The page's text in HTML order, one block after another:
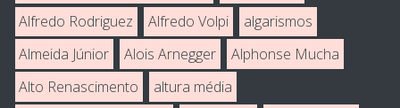
Alfredo Rodriguez
Alfredo Volpi
algarismos
Almeida Júnior
Alois Arnegger
Alphonse Mucha
Alto Renascimento
altura média